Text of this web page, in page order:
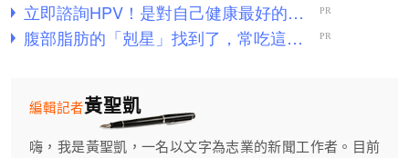
黃聖凱
編輯記者
嗨，我是黃聖凱，一名以文字為志業的新聞工作者。目前